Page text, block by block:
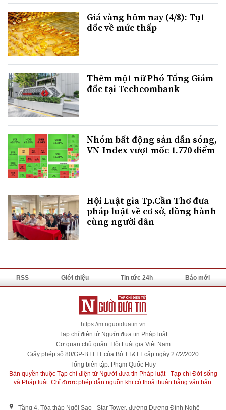
Giá vàng hôm nay (4/8): Tụt
dốc về mức thấp
Thêm một nữ Phó Tổng Giám
đốc tại Techcombank
Nhóm bất động sản dẫn sóng,
VN-Index vượt mốc 1.770 điểm
Hội Luật gia Tp.Cần Thơ đưa
pháp luật về cơ sở, đồng hành
cùng người dân
RSS Giới thiệu Tin tức 24h Báo mới
https://m.nguoiduatin.vn
Tạp chí điện tử Người đưa tin Pháp luật
Cơ quan chủ quản: Hội Luật gia Việt Nam
Giấy phép số 80/GP-BTTTT của Bộ TT&TT cấp ngày 27/2/2020
Tổng biên tập: Phạm Quốc Huy
Bản quyền thuộc Tạp chí điện tử Người đưa tin Pháp luật - Tạp chí Đời sống
và Pháp luật. Chỉ được phép dẫn nguồn khi có thoả thuận bằng văn bản.
Tầng 4, Tòa tháp Ngôi Sao - Star Tower, đường Dương Đình Nghệ -